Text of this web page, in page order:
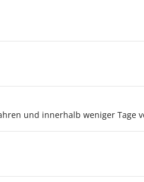
und innerhalb weniger Tage